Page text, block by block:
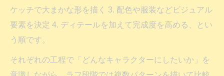
ケッチで大まかな形を描く 3. 配色や服装などビジュアル
要素を決定 4. ディテールを加えて完成度を高める、とい
う順です。
それぞれの工程で「どんなキャラクターにしたいか」を